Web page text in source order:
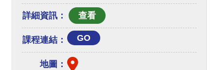
詳細資訊：
課程連結： GO
地圖：